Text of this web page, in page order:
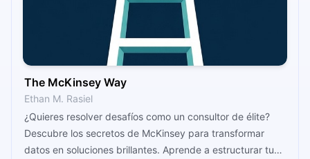
The McKinsey Way
Ethan M. Rasiel
¿Quieres resolver desafíos como un consultor de élite?
Descubre los secretos de McKinsey para transformar
datos en soluciones brillantes. Aprende a estructurar tu